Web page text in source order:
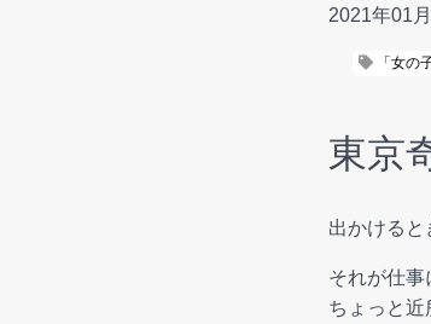
2021年01
「女の
東京
出かけると
それが仕事
ちょっと近